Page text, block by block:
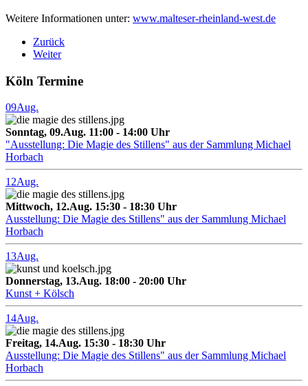
Weitere Informationen unter: www.malteser-rheinland-west.de
Zurück
Weiter
Köln Termine
09Aug.
Sonntag, 09.Aug. 11:00 - 14:00 Uhr
"Ausstellung: Die Magie des Stillens" aus der Sammlung Michael
Horbach
12Aug.
Mittwoch, 12.Aug. 15:30 - 18:30 Uhr
Ausstellung: Die Magie des Stillens" aus der Sammlung Michael
Horbach
13Aug.
Donnerstag, 13.Aug. 18:00 - 20:00 Uhr
Kunst + Kölsch
14Aug.
Freitag, 14.Aug. 15:30 - 18:30 Uhr
Ausstellung: Die Magie des Stillens" aus der Sammlung Michael
Horbach